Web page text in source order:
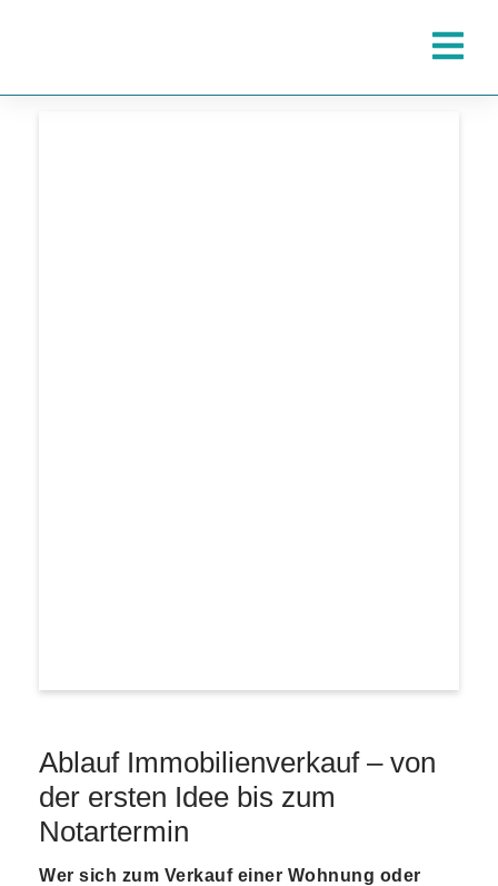
Ablauf Immobilienverkauf – von
der ersten Idee bis zum
Notartermin
Wer sich zum Verkauf einer Wohnung oder